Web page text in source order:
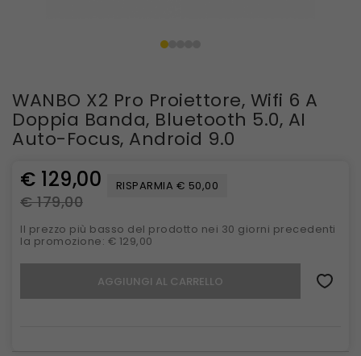
WANBO X2 Pro Proiettore, Wifi 6 A
Doppia Banda, Bluetooth 5.0, AI
Auto-Focus, Android 9.0
€ 129,00
€ 179,00
RISPARMIA € 50,00
Il prezzo più basso del prodotto nei 30 giorni precedenti
la promozione: € 129,00
AGGIUNGI AL CARRELLO